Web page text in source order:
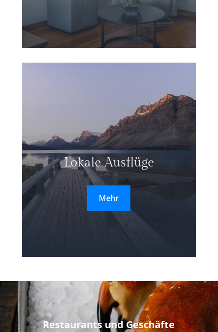
Lokale Ausflüge
Mehr
Restaurants und Geschäfte